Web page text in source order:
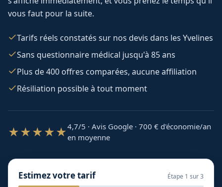
vous faut pour la suite.
Tarifs réels constatés sur nos devis dans les Yvelines
Sans questionnaire médical jusqu'à 85 ans
Plus de 400 offres comparées, aucune affiliation
Résiliation possible à tout moment
★★★★★4,7/5 · Avis Google · 700 € d'économie/an
en moyenne
Estimez votre tarif Étape 1 sur 3